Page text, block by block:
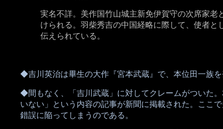
実名不詳。美作国竹山城主新免伊賀守の次席家
けられる。羽柴秀吉の中国経略に際して、使者
伝えられている。
◆吉川英治は畢生の大作『宮本武蔵』で、本位田一族
◆間もなく、「吉川武蔵」に対してクレームがついた
いない」という内容の記事が新聞に掲載された。ここ
錯誤に陥ってしまうのである。